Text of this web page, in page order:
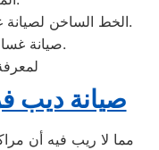
الخط الساخن لصيانة غسالات ملابس هيتاشي 01210999852.
صيانة غسالات هيتاشي 01096922100.
صيانة ديب
مما لا ريب فيه أن